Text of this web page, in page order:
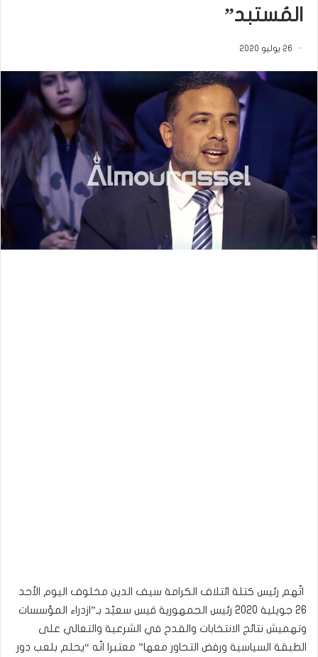
المُستبد”
26 يوليو 2020
اتّهم رئيس كتلة ائتلاف الكرامة سيف الدين مخلوف اليوم الأحد
26 جويلية 2020 رئيس الجمهورية قيس سعيّد بـ”ازدراء المؤسسات
وتهميش نتائج الانتخابات والقدح في الشرعية والتعالي على
الطبقة السياسية ورفض التحاور معها” معتبرا انّه “يحلم بلعب دور